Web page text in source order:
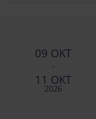
09 OKT
-
11 OKT
2026